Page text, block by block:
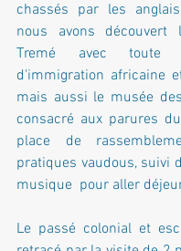
chassés par les
nous avons
Tremé avec toute
d'immigration africaine
mais aussi le musée
consacré aux parures
place de
pratiques vaudous, suivi
musique  pour aller
Le passé colonial et